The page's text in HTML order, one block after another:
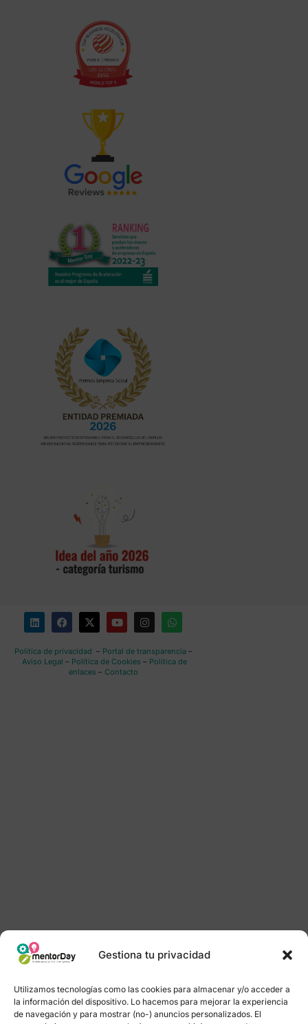
Gestiona tu privacidad
Utilizamos tecnologías como las cookies para almacenar y/o acceder a
la información del dispositivo. Lo hacemos para mejorar la experiencia
de navegación y para mostrar (no-) anuncios personalizados. El
Política de privacidad – Portal de transparencia–
Aviso Legal – Política de Cookies – Política de
enlaces – Contacto